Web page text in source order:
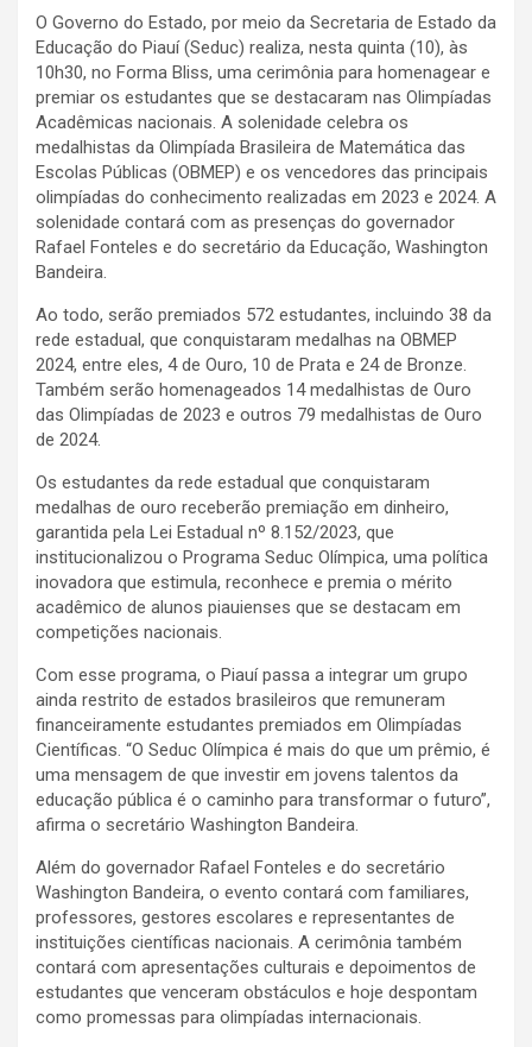
O Governo do Estado, por meio da Secretaria de Estado da
Educação do Piauí (Seduc) realiza, nesta quinta (10), às
10h30, no Forma Bliss, uma cerimônia para homenagear e
premiar os estudantes que se destacaram nas Olimpíadas
Acadêmicas nacionais. A solenidade celebra os
medalhistas da Olimpíada Brasileira de Matemática das
Escolas Públicas (OBMEP) e os vencedores das principais
olimpíadas do conhecimento realizadas em 2023 e 2024. A
solenidade contará com as presenças do governador
Rafael Fonteles e do secretário da Educação, Washington
Bandeira.
Ao todo, serão premiados 572 estudantes, incluindo 38 da
rede estadual, que conquistaram medalhas na OBMEP
2024, entre eles, 4 de Ouro, 10 de Prata e 24 de Bronze.
Também serão homenageados 14 medalhistas de Ouro
das Olimpíadas de 2023 e outros 79 medalhistas de Ouro
de 2024.
Os estudantes da rede estadual que conquistaram
medalhas de ouro receberão premiação em dinheiro,
garantida pela Lei Estadual nº 8.152/2023, que
institucionalizou o Programa Seduc Olímpica, uma política
inovadora que estimula, reconhece e premia o mérito
acadêmico de alunos piauienses que se destacam em
competições nacionais.
Com esse programa, o Piauí passa a integrar um grupo
ainda restrito de estados brasileiros que remuneram
financeiramente estudantes premiados em Olimpíadas
Científicas. “O Seduc Olímpica é mais do que um prêmio, é
uma mensagem de que investir em jovens talentos da
educação pública é o caminho para transformar o futuro”,
afirma o secretário Washington Bandeira.
Além do governador Rafael Fonteles e do secretário
Washington Bandeira, o evento contará com familiares,
professores, gestores escolares e representantes de
instituições científicas nacionais. A cerimônia também
contará com apresentações culturais e depoimentos de
estudantes que venceram obstáculos e hoje despontam
como promessas para olimpíadas internacionais.